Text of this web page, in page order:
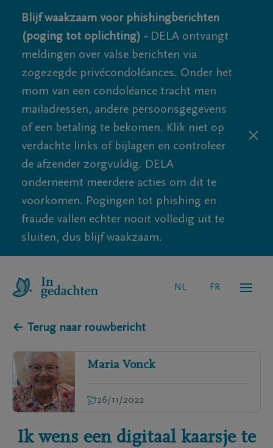
Blijf waakzaam voor phishingberichten
(poging tot oplichting) - DELA ontvangt
meldingen over valse berichten via
zogezegde privécondoléances. Onder het
mom van een condoléance tracht men
mailadressen, andere persoonsgegevens
of een betaling te bekomen. Klik niet op
verdachte links of bijlagen en controleer
de afzender zorgvuldig. DELA
onderneemt meerdere acties om dit te
voorkomen. Pogingen tot phishing en
fraude vallen echter nooit volledig uit te
sluiten, dus blijf waakzaam.
NL FR
← Terug naar rouwbericht
Maria Vonck
26/11/2022
Ik wens een digitaal kaarsje te